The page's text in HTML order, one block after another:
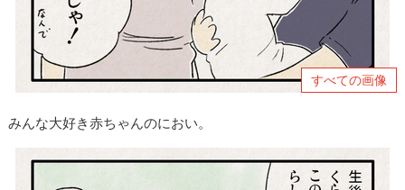
すべての画像
みんな大好き赤ちゃんのにおい。